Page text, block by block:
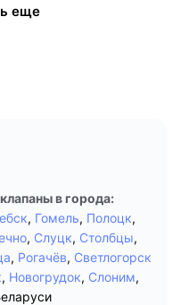
еще
в города:
, Гомель, Полоцк,
, Слуцк, Столбцы,
, Рогачёв, Светлогорск
, Новогрудок, Слоним,